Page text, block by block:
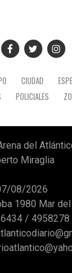
CIUDAD
POLICIALES
del
Miraglia
08/2026
1980 Mar
/ 4958278